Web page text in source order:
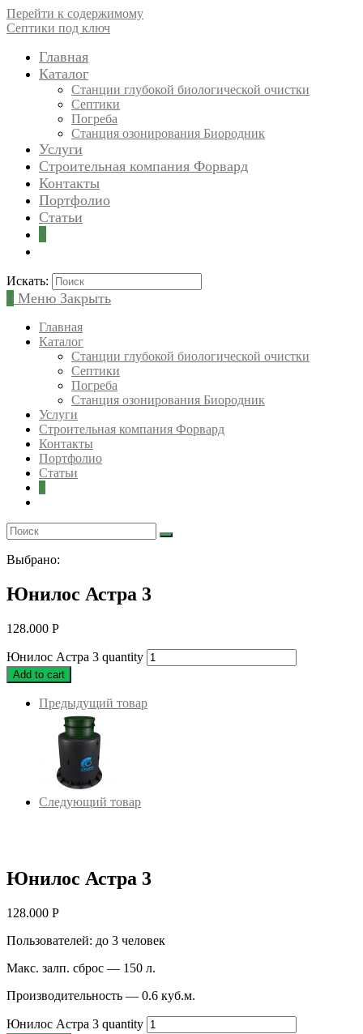
Перейти к содержимому
Септики под ключ
Главная
Каталог
Станции глубокой биологической очистки
Септики
Погреба
Станция озонирования Биородник
Услуги
Строительная компания Форвард
Контакты
Портфолио
Статьи
0
Искать:
0 Меню Закрыть
Главная
Каталог
Станции глубокой биологической очистки
Септики
Погреба
Станция озонирования Биородник
Услуги
Строительная компания Форвард
Контакты
Портфолио
Статьи
0
Выбрано:
Юнилос Астра 3
128.000 Р
Юнилос Астра 3 quantity
Add to cart
Предыдущий товар
Следующий товар
Юнилос Астра 3
128.000 Р
Пользователей: до 3 человек
Макс. залп. сброс — 150 л.
Производительность — 0.6 куб.м.
Юнилос Астра 3 quantity